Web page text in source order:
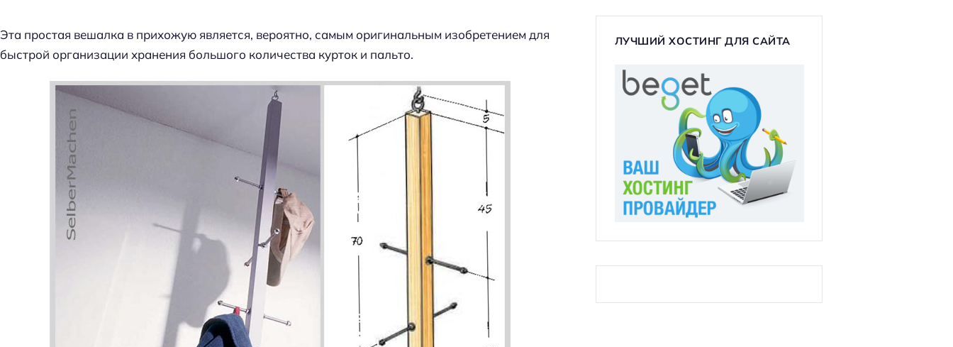
Эта простая вешалка в прихожую является, вероятно, самым оригинальным изобретением для
быстрой организации хранения большого количества курток и пальто.
ЛУЧШИЙ ХОСТИНГ ДЛЯ САЙТА